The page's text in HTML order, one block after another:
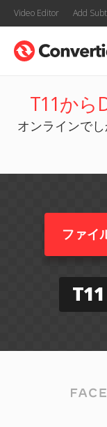
Video Editor Add
T11から
オンラインで
ファイ
T11